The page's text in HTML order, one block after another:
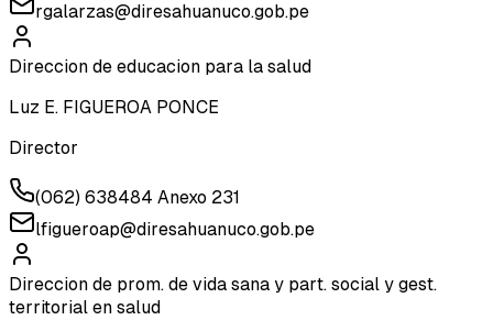
rgalarzas@diresahuanuco.gob.pe
Direccion de educacion para la salud
Luz E. FIGUEROA PONCE
Director
(062) 638484 Anexo 231
lfigueroap@diresahuanuco.gob.pe
Direccion de prom. de vida sana y part. social y gest.
territorial en salud